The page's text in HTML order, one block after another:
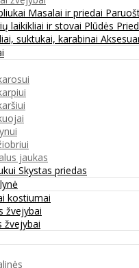
Masalai ir priedai
laikikliai ir stovai Plūdės
suktukai, karabinai
jaukas
Skystas priedas
kostiumai
žvejybai
žvejybai